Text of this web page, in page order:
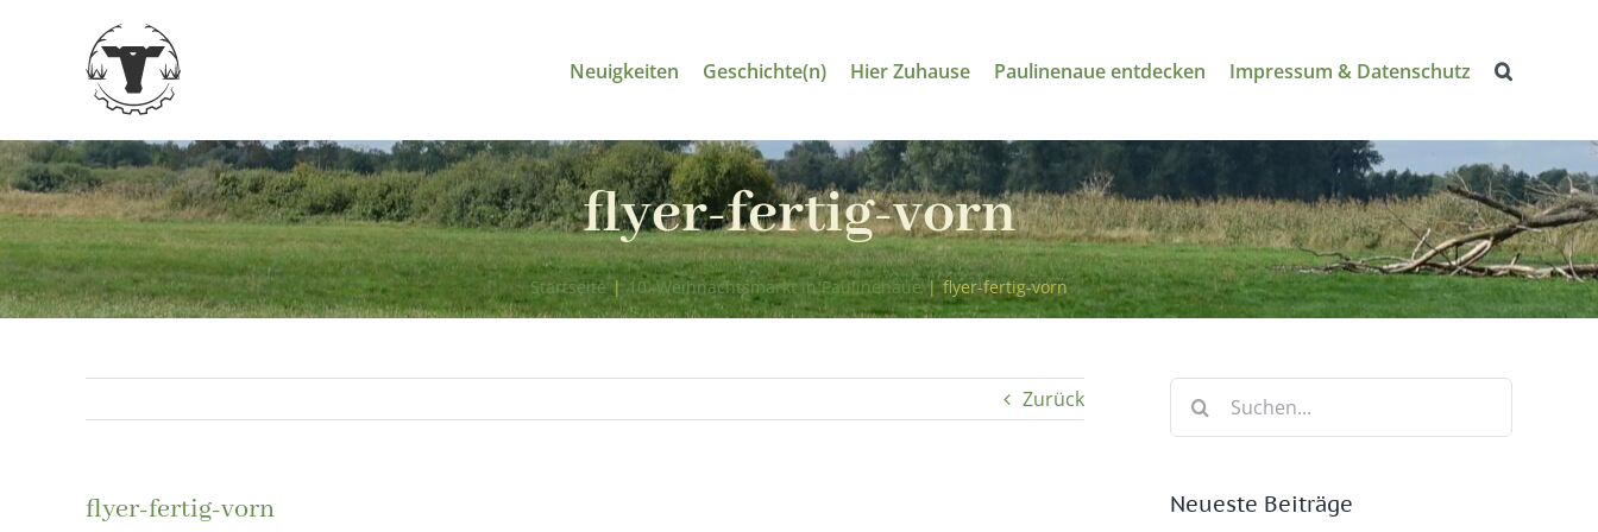
Neuigkeiten Geschichte(n) Hier Zuhause Paulinenaue entdecken Impressum & Datenschutz
flyer-fertig-vorn
Startseite | 10. Weihnachtsmarkt in Paulinenaue | flyer-fertig-vorn
Zurück
flyer-fertig-vorn
Suche
Neueste Beiträge